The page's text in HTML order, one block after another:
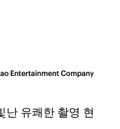
난 유쾌한 촬영 현